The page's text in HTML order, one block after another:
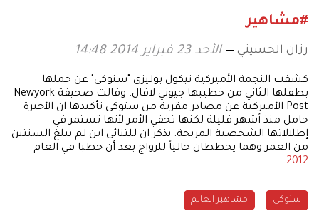
#مشاهير
رزان الحسيني الأحد 23 فبراير 2014 14:48
كشفت النجمة الأميركية نيكول بوليزي "سنوكي" عن حملها
بطفلها الثاني من خطيبها جيوني لافال. وقالت صحيفة Newyork
Post الأميركية عن مصادر مقربة من ستوكي تأكيدها ان الأخيرة
حامل منذ أشهر قليلة لكنها تخفي الأمر لأنها تستمر في
إطلالاتها الشخصية المربحة. يذكر ان للثنائي ابن لم يبلغ السنتين
من العمر وهما يخططان حالياً للزواج بعد أن خطبا في العام
2012
.
سنوكي مشاهير العالم